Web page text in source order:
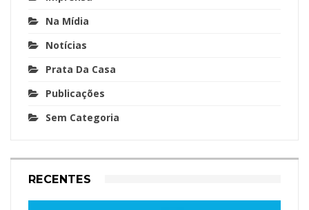
Na Mídia
Notícias
Prata Da Casa
Publicações
Sem Categoria
RECENTES